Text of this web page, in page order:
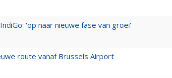
'op naar nieuwe fase van groei'
route vanaf Brussels Airport